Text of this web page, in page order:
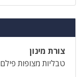
צורת מינון
טבליות מצופות פילם